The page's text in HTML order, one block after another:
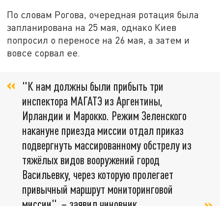
По словам Рогова, очередная ротация была
запланирована на 25 мая, однако Киев
попросил о переносе на 26 мая, а затем и
вовсе сорвал ее.
"К нам должны были прибыть три
инспектора МАГАТЭ из Аргентины,
Ирландии и Марокко. Режим Зеленского
накануне приезда миссии отдал приказ
подвергнуть массированному обстрелу из
тяжёлых видов вооружений город
Васильевку, через которую пролегает
привычный маршрут мониторинговой